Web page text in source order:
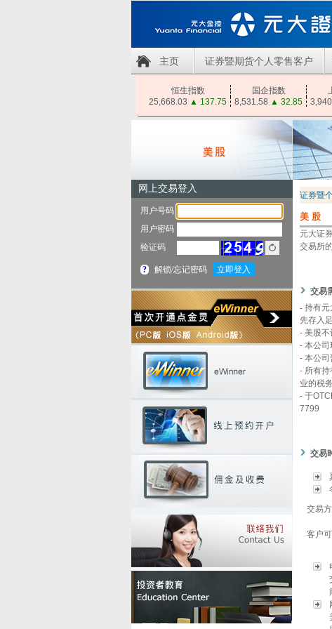
主页 证券暨期货个人零售客户
恒生指数 国企指数
25,668.03 ▲ 137.75 8,531.58 ▲ 32.85
证券暨
美股
元大证
交易所
交易
- 持有元
先存入
- 美股不
- 本公司
- 本公司
- 所有
业的税
- 于
7799
交易
交易
客户